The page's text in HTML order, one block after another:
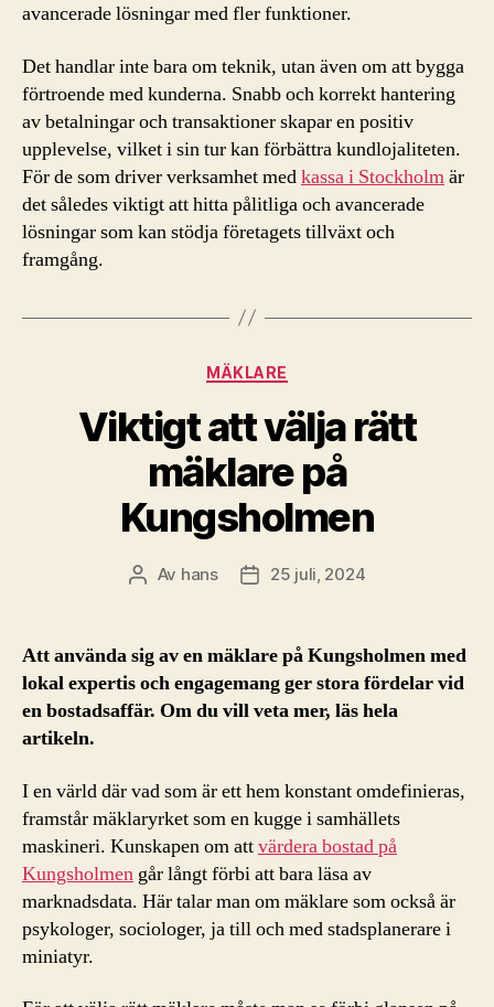
avancerade lösningar med fler funktioner.
Det handlar inte bara om teknik, utan även om att bygga
förtroende med kunderna. Snabb och korrekt hantering
av betalningar och transaktioner skapar en positiv
upplevelse, vilket i sin tur kan förbättra kundlojaliteten.
För de som driver verksamhet medkassa i Stockholmär
det således viktigt att hitta pålitliga och avancerade
lösningar som kan stödja företagets tillväxt och
framgång.
Kategorier
MÄKLARE
Viktigt att välja rätt
mäklare på
Kungsholmen
Inläggsförfattare
Av hans Inläggsdatum
25 juli, 2024
Att använda sig av en mäklare på Kungsholmen med
lokal expertis och engagemang ger stora fördelar vid
en bostadsaffär. Om du vill veta mer, läs hela
artikeln.
I en värld där vad som är ett hem konstant omdefinieras,
framstår mäklaryrket som en kugge i samhällets
maskineri. Kunskapen om attvärdera bostad på
Kungsholmen går långt förbi att bara läsa av
marknadsdata. Här talar man om mäklare som också är
psykologer, sociologer, ja till och med stadsplanerare i
miniatyr.